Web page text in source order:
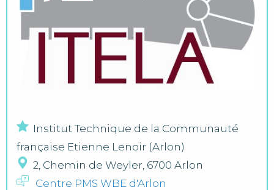
Institut Technique de la Communauté
française Etienne Lenoir (Arlon)
2, Chemin de Weyler, 6700 Arlon
Centre PMS WBE d'Arlon